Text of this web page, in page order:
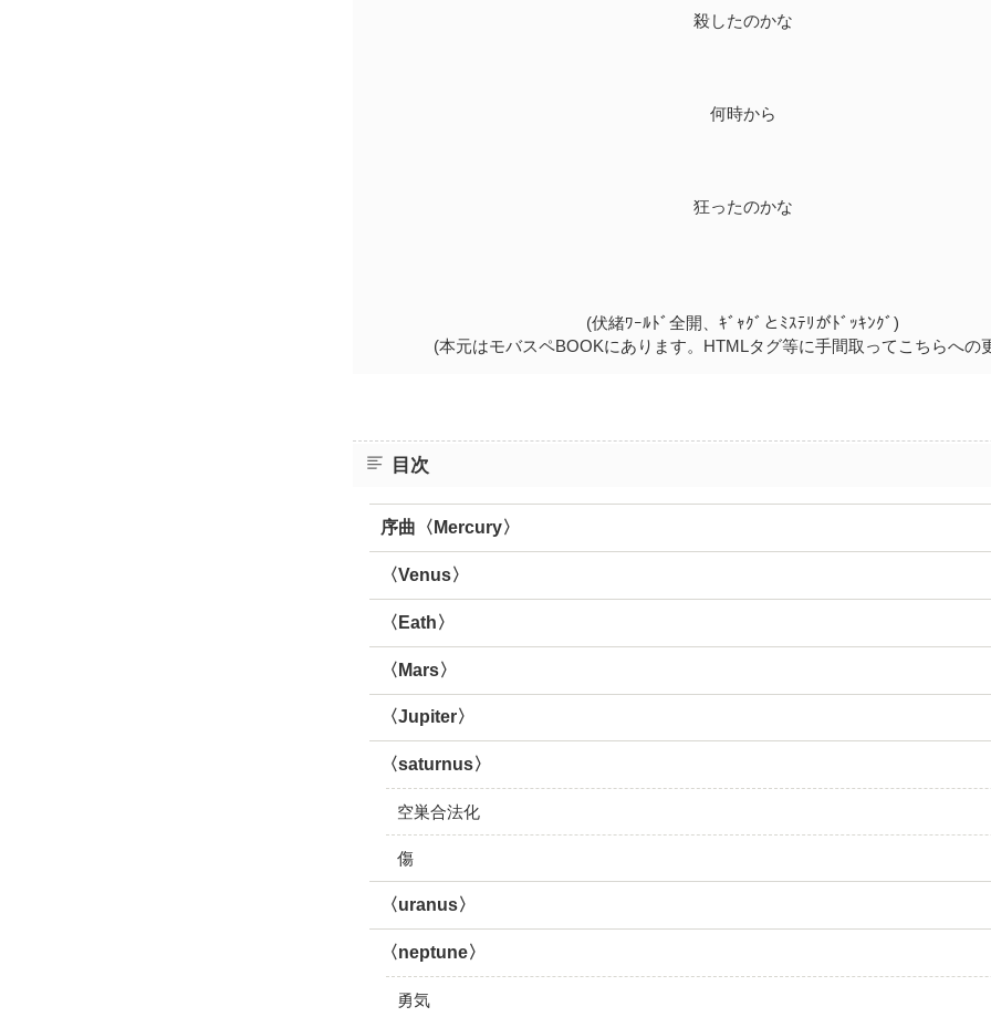
殺したのかな
何時から
狂ったのかな
(伏緒ﾜｰﾙﾄﾞ全開、ｷﾞｬｸﾞとﾐｽﾃﾘがﾄﾞｯｷﾝｸﾞ)
(本元はモバスペBOOKにあります。HTMLタグ等に手間取ってこちらへの
目次
序曲〈Mercury〉
〈Venus〉
〈Eath〉
〈Mars〉
〈Jupiter〉
〈saturnus〉
空巣合法化
傷
〈uranus〉
〈neptune〉
勇気